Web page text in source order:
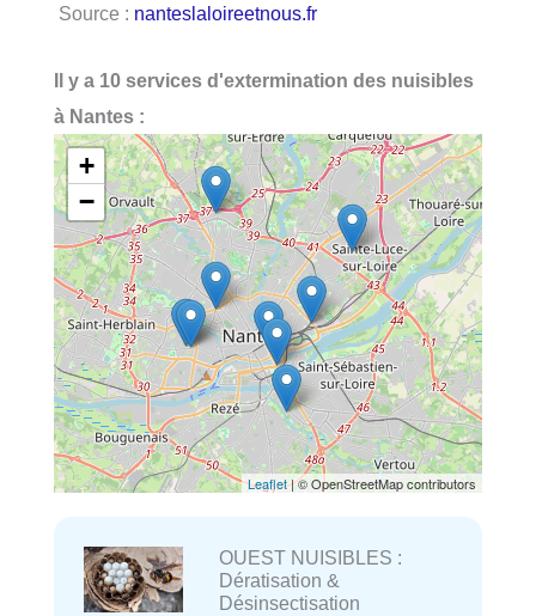
Source : nanteslaloireetnous.fr
Il y a 10 services d'extermination des nuisibles
à Nantes :
+
−
Leaflet| © OpenStreetMap contributors
OUEST NUISIBLES :
Dératisation &
Désinsectisation